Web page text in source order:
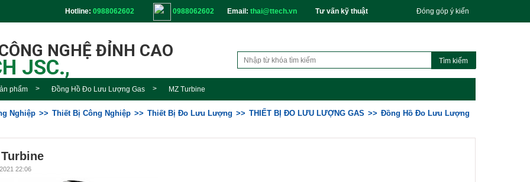
Hotline: 0988062602 0988062602 Email: thai@ttech.vn Tư vấn kỹ thuật Đóng góp ý kiến
NGHỆ ĐỈNH CAO
JSC.,
phẩm Đồng Hồ Đo Lưu Lượng Gas MZ Turbine
Nghiệp Thiết Bị Công Nghiệp Thiết Bị Đo Lưu Lượng THIẾT BỊ ĐO LƯU LƯỢNG GAS
Đồng Hồ Đo Lưu Lượng
22:06